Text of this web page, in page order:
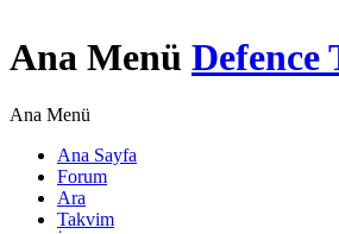
Ana Menü Defence
Ana Menü
Ana Sayfa
Forum
Ara
Takvim